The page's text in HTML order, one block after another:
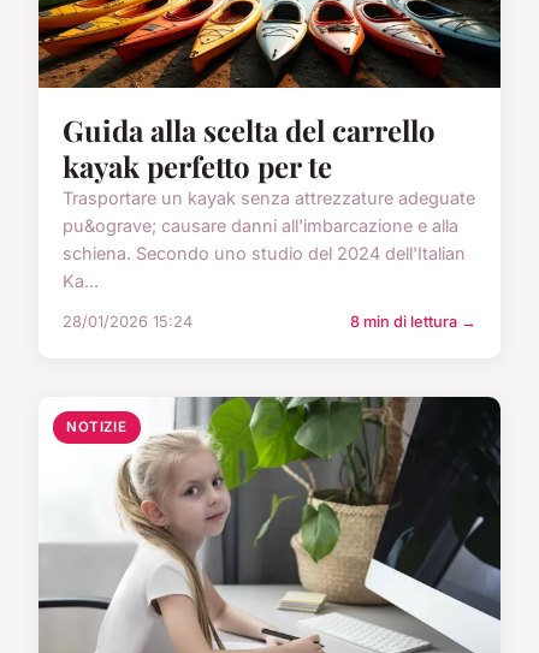
Guida alla scelta del carrello
kayak perfetto per te
Trasportare un kayak senza attrezzature adeguate
pu&ograve; causare danni all'imbarcazione e alla
schiena. Secondo uno studio del 2024 dell'Italian
Ka...
28/01/2026 15:24 8 min di lettura →
NOTIZIE